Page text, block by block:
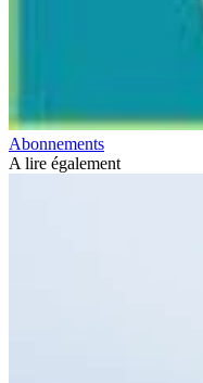
Abonnements
A lire également